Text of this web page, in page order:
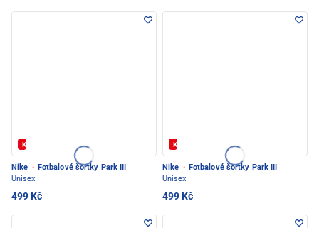
Kód: FOTBAL20
Nike · Fotbalové šortky Park III
Unisex
499 Kč
Kód: FOTBAL20
Nike · Fotbalové šortky Park III
Unisex
499 Kč